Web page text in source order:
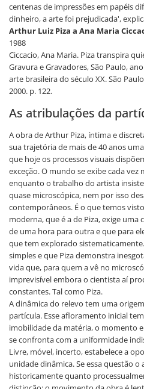
centenas de impressões em papéis
dinheiro, a arte foi prejudicada',
Arthur Luiz Piza a Ana Maria
1988
Ciccacio, Ana Maria. Piza transpira
Gravura e Gravadores, São Paulo, ano
arte brasileira do século XX. São
2000. p. 122.
As atribulações da
A obra de Arthur Piza, íntima e
sua trajetória de mais de 40 anos
que hoje os processos visuais
exceção. O mundo se exibe cada vez
enquanto o trabalho do artista
quase microscópica, nem por isso
contemporâneos. É o que temos
moderna, que é a de Piza, exige
de uma hora para outra e que para
que tem explorado
simples e que Piza demonstra
vida que, para quem a vê no
imprevisível embora o cientista aí
constantes. Tal como Piza.
A dinâmica do relevo tem uma
partícula. Esse afloramento inicial
imobilidade da matéria, o momento
se confronta com a uniformidade
Livre, móvel, incerto, estabelece a
unidade dinâmica. Se essa questão
historicamente quanto